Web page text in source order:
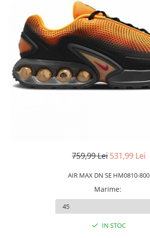
Pantofi sport femei
Slapi femei
Sandale & Slapi copii
759,99 Lei 531,99 Lei
AIR MAX DN SE HM0810-800
Marime:
IN STOC